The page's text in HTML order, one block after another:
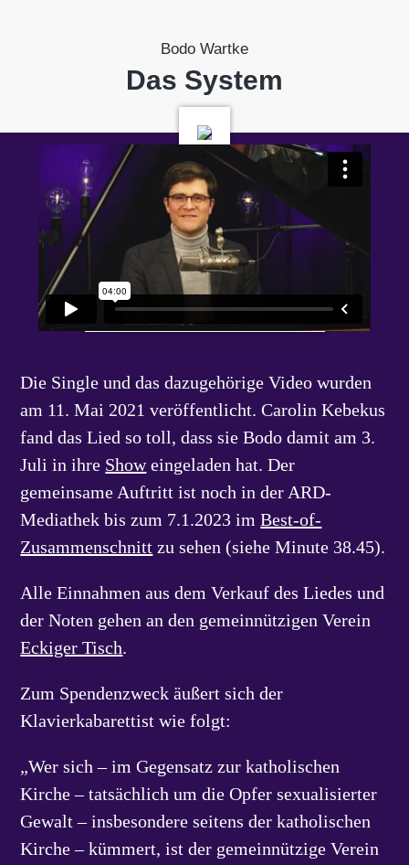
Bodo Wartke
Das System
Bodos Website
Das Lied in Bodos Shop
Die Single und das dazugehörige Video wurden
am 11. Mai 2021 veröffentlicht. Carolin Kebekus
fand das Lied so toll, dass sie Bodo damit am 3.
Juli in ihre Showeingeladen hat. Der
gemeinsame Auftritt ist noch in der ARD-
Mediathek bis zum 7.1.2023 imBest-of-
Zusammenschnitt zu sehen (siehe Minute 38.45).
Alle Einnahmen aus dem Verkauf des Liedes und
der Noten gehen an den gemeinnützigen Verein
Eckiger Tisch.
Zum Spendenzweck äußert sich der
Klavierkabarettist wie folgt:
„Wer sich – im Gegensatz zur katholischen
Kirche – tatsächlich um die Opfer sexualisierter
Gewalt – insbesondere seitens der katholischen
Kirche – kümmert, ist der gemeinnützige Verein